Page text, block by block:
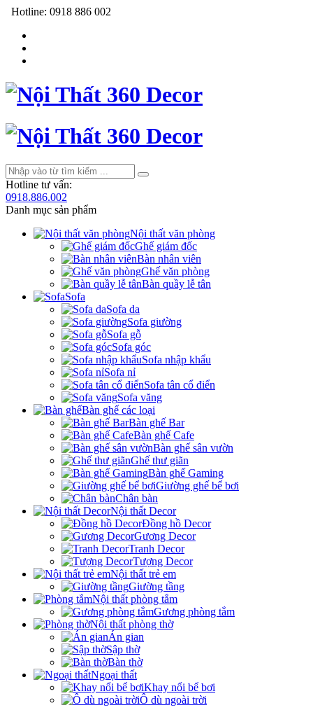
Hotline: 0918 886 002
Hotline tư vấn:
0918.886.002
Danh mục sản phẩm
Nội thất văn phòng
Ghế giám đốc
Bàn nhân viên
Ghế văn phòng
Bàn quầy lễ tân
Sofa
Sofa da
Sofa giường
Sofa gỗ
Sofa góc
Sofa nhập khẩu
Sofa nỉ
Sofa tân cổ điển
Sofa văng
Bàn ghế các loại
Bàn ghế Bar
Bàn ghế Cafe
Bàn ghế sân vườn
Ghế thư giãn
Bàn ghế Gaming
Giường ghế bể bơi
Chân bàn
Nội thất Decor
Đồng hồ Decor
Gương Decor
Tranh Decor
Tượng Decor
Nội thất trẻ em
Giường tầng
Nội thất phòng tắm
Gương phòng tắm
Nội thất phòng thờ
Án gian
Sập thờ
Bàn thờ
Ngoại thất
Khay nổi bể bơi
Ô dù ngoài trời